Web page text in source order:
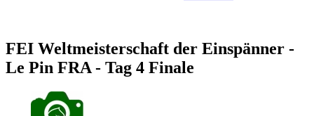
FEI Weltmeisterschaft der Einspänner -
Le Pin FRA - Tag 4 Finale